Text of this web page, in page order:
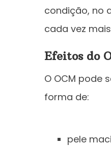
condição, no
cada vez
Efeitos do
O OCM pode
forma de:
pele